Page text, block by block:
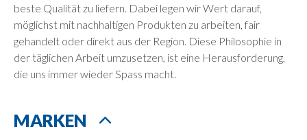
beste Qualität zu liefern. Dabei legen wir Wert darauf,
möglichst mit nachhaltigen Produkten zu arbeiten, fair
gehandelt oder direkt aus der Region. Diese Philosophie in
der täglichen Arbeit umzusetzen, ist eine Herausforderung,
die uns immer wieder Spass macht.
MARKEN